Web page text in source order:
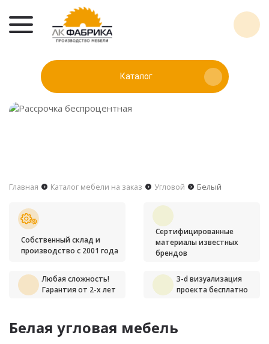
Каталог
Главная Каталог мебели на заказ Угловой Белый
Собственный склад и
производство с 2001 года
Сертифицированные
материалы известных
брендов
Любая сложность!
Гарантия от 2-х лет
3-d визуализация
проекта бесплатно
Белая угловая мебель